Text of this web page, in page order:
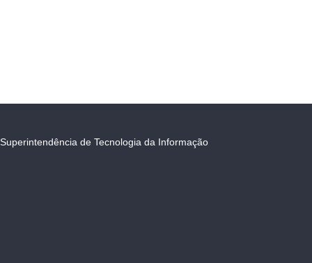
Superintendência de Tecnologia da Informação